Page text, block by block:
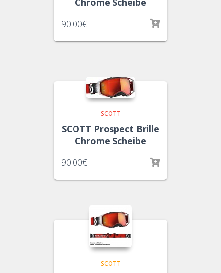
90.00€
SCOTT
SCOTT Prospect Brille
Chrome Scheibe
90.00€
SCOTT